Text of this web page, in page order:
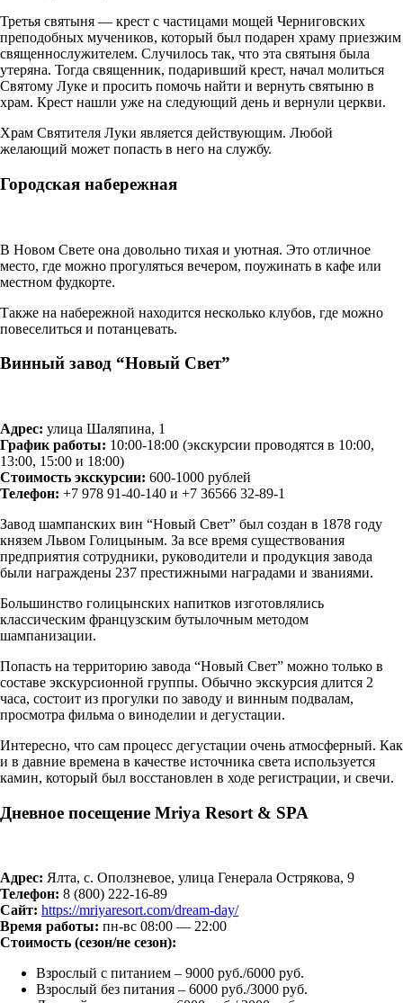
Третья святыня — крест с частицами мощей Черниговских
преподобных мучеников, который был подарен храму приезжим
священнослужителем. Случилось так, что эта святыня была
утеряна. Тогда священник, подаривший крест, начал молиться
Святому Луке и просить помочь найти и вернуть святыню в
храм. Крест нашли уже на следующий день и вернули церкви.
Храм Святителя Луки является действующим. Любой
желающий может попасть в него на службу.
Городская набережная
В Новом Свете она довольно тихая и уютная. Это отличное
место, где можно прогуляться вечером, поужинать в кафе или
местном фудкорте.
Также на набережной находится несколько клубов, где можно
повеселиться и потанцевать.
Винный завод “Новый Свет”
Адрес: улица Шаляпина, 1
График работы: 10:00-18:00 (экскурсии проводятся в 10:00,
13:00, 15:00 и 18:00)
Стоимость экскурсии: 600-1000 рублей
Телефон: +7 978 91-40-140 и +7 36566 32-89-1
Завод шампанских вин “Новый Свет” был создан в 1878 году
князем Львом Голицыным. За все время существования
предприятия сотрудники, руководители и продукция завода
были награждены 237 престижными наградами и званиями.
Большинство голицынских напитков изготовлялись
классическим французским бутылочным методом
шампанизации.
Попасть на территорию завода “Новый Свет” можно только в
составе экскурсионной группы. Обычно экскурсия длится 2
часа, состоит из прогулки по заводу и винным подвалам,
просмотра фильма о виноделии и дегустации.
Интересно, что сам процесс дегустации очень атмосферный. Как
и в давние времена в качестве источника света используется
камин, который был восстановлен в ходе регистрации, и свечи.
Дневное посещение Mriya Resort & SPA
Адрес: Ялта, с. Оползневое, улица Генерала Острякова, 9
Телефон: 8 (800) 222-16-89
Сайт: https://mriyaresort.com/dream-day/
Время работы: пн-вс 08:00 — 22:00
Стоимость (сезон/не сезон):
Взрослый с питанием – 9000 руб./6000 руб.
Взрослый без питания – 6000 руб./3000 руб.